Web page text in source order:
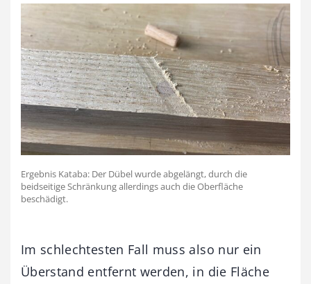
Ergebnis Kataba: Der Dübel wurde abgelängt, durch die
beidseitige Schränkung allerdings auch die Oberfläche
beschädigt.
Im schlechtesten Fall muss also nur ein
Überstand entfernt werden, in die Fläche